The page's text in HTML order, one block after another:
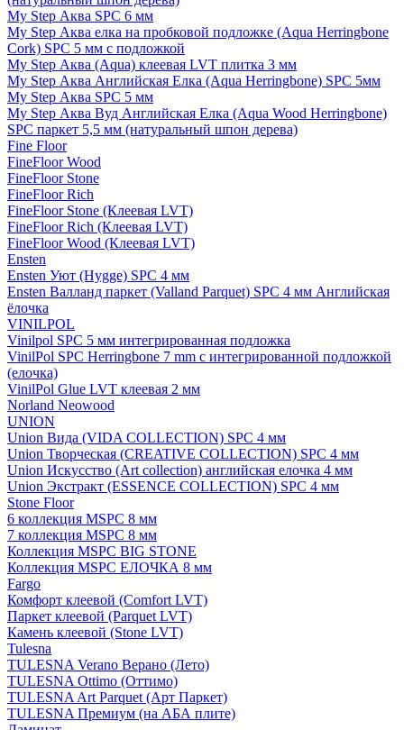
My Step Аква SPC 6 мм
My Step Аква елка на пробковой подложке (Aqua Herringbone
Cork) SPC 5 мм с подложкой
My Step Аква (Aqua) клеевая LVT плитка 3 мм
My Step Аква Английская Елка (Aqua Herringbone) SPC 5мм
My Step Аква SPC 5 мм
My Step Аква Вуд Английская Елка (Aqua Wood Herringbone)
SPC паркет 5,5 мм (натуральный шпон дерева)
Fine Floor
FineFloor Wood
FineFloor Stone
FineFloor Rich
FineFloor Stone (Клеевая LVT)
FineFloor Rich (Клеевая LVT)
FineFloor Wood (Клеевая LVT)
Ensten
Ensten Уют (Hygge) SPC 4 мм
Ensten Валланд паркет (Valland Parquet) SPC 4 мм Английская
ёлочка
VINILPOL
Vinilpol SPC 5 мм интегрированная подложка
VinilPol SPC Herringbone 7 mm с интегрированной подложкой
(елочка)
VinilPol Glue LVT клеевая 2 мм
Norland Neowood
UNION
Union Вида (VIDA COLLECTION) SPC 4 мм
Union Творческая (CREATIVE COLLECTION) SPC 4 мм
Union Искусство (Art collection) английская елочка 4 мм
Union Экстракт (ESSENCE COLLECTION) SPC 4 мм
Stone Floor
6 коллекция MSPC 8 мм
7 коллекция MSPC 8 мм
Коллекция MSPC BIG STONE
Коллекция MSPC ЕЛОЧКА 8 мм
Fargo
Комфорт клеевой (Comfort LVT)
Паркет клеевой (Parquet LVT)
Камень клеевой (Stone LVT)
Tulesna
TULESNA Verano Верано (Лето)
TULESNA Ottimo (Оттимо)
TULESNA Art Parquet (Арт Паркет)
TULESNA Премиум (на АБА плите)